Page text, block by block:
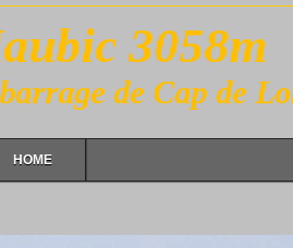
3058m
de Cap de
HOME